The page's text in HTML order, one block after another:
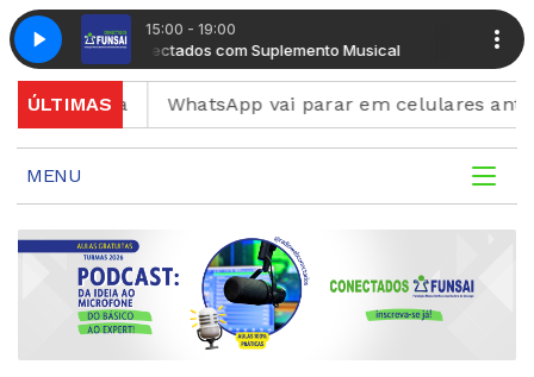
15:00 - 19:00
Radio Conectados com Suplemento Musical Radio
ÚLTIMAS
artista WhatsApp vai parar em celulares antigos;
MENU